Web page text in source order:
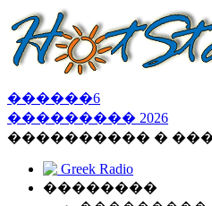
������6
��������� 2026
���������� �
Greek Radio
��������